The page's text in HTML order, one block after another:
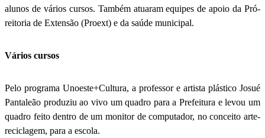
alunos de vários cursos. Também atuaram equipes de apoio da Pró-
reitoria de Extensão (Proext) e da saúde municipal.
Vários cursos
Pelo programa Unoeste+Cultura, a professor e artista plástico Josué
Pantaleão produziu ao vivo um quadro para a Prefeitura e levou um
quadro feito dentro de um monitor de computador, no conceito arte-
reciclagem, para a escola.